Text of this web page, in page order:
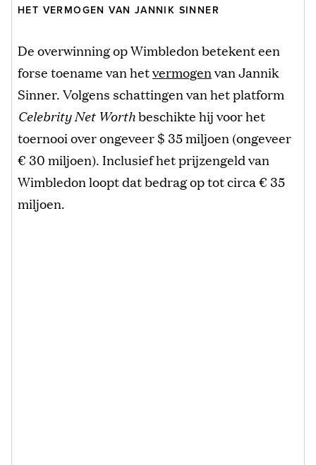
HET VERMOGEN VAN JANNIK SINNER
De overwinning op Wimbledon betekent een
forse toename van hetvermogenvan Jannik
Sinner. Volgens schattingen van het platform
Celebrity Net Worthbeschikte hij voor het
toernooi over ongeveer $ 35 miljoen (ongeveer
€ 30 miljoen). Inclusief het prijzengeld van
Wimbledon loopt dat bedrag op tot circa € 35
miljoen.